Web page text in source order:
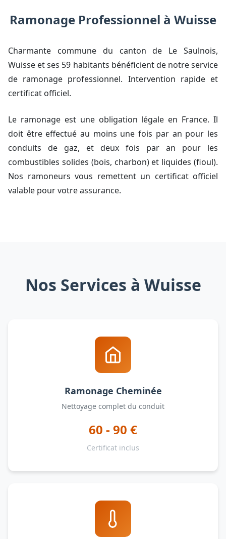
Ramonage Professionnel à Wuisse
Charmante commune du canton de Le Saulnois,
Wuisse et ses 59 habitants bénéficient de notre service
de ramonage professionnel. Intervention rapide et
certificat officiel.
Le ramonage est une obligation légale en France. Il
doit être effectué au moins une fois par an pour les
conduits de gaz, et deux fois par an pour les
combustibles solides (bois, charbon) et liquides (fioul).
Nos ramoneurs vous remettent un certificat officiel
valable pour votre assurance.
Nos Services à Wuisse
Ramonage Cheminée
Nettoyage complet du conduit
60 - 90 €
Certificat inclus